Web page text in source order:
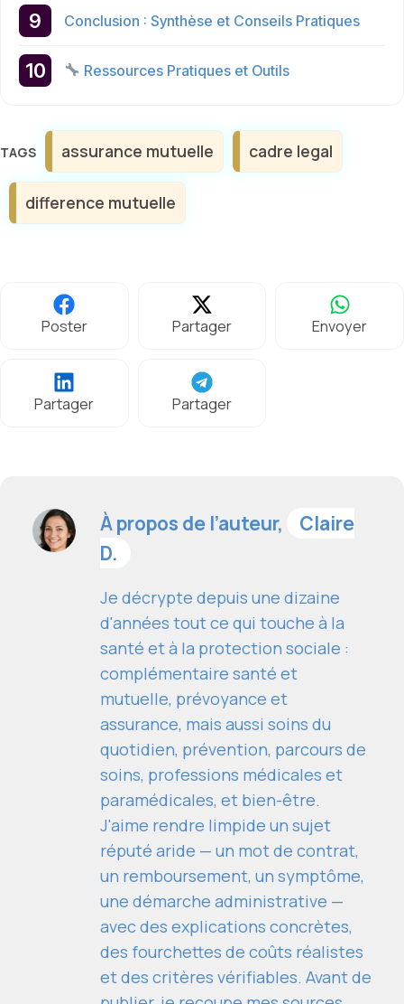
Conclusion : Synthèse et Conseils Pratiques
Ressources Pratiques et Outils
Étiquettes
assurance mutuelle cadre legal
difference mutuelle
Poster Partager Envoyer
Partager Partager
À propos de l’auteur,
Claire
D.
Je décrypte depuis une dizaine
d'années tout ce qui touche à la
santé et à la protection sociale :
complémentaire santé et
mutuelle, prévoyance et
assurance, mais aussi soins du
quotidien, prévention, parcours de
soins, professions médicales et
paramédicales, et bien-être.
J'aime rendre limpide un sujet
réputé aride — un mot de contrat,
un remboursement, un symptôme,
une démarche administrative —
avec des explications concrètes,
des fourchettes de coûts réalistes
et des critères vérifiables. Avant de